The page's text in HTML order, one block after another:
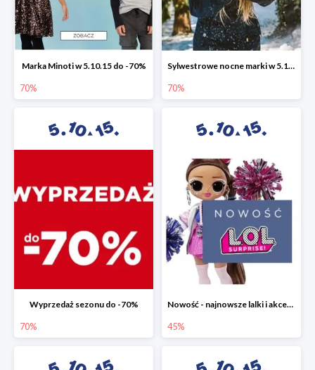
Marka Minoti w 5.10.15 do -70%
70%
Sylwestrowe nocne marki w 5.10.15 do -70%
70%
Wyprzedaż sezonu do -70%
70%
Nowość - najnowsze lalki i akcesoria L.O.L. w 5.10.15 do -45%
45%